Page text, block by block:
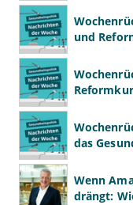
und
das
Wenn
drängt: